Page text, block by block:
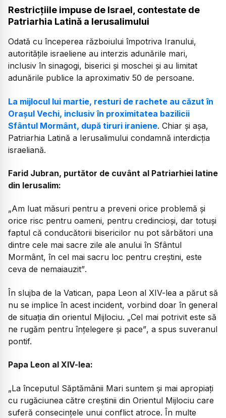
Restricțiile impuse de Israel, contestate de
Patriarhia Latină a Ierusalimului
Odată cu începerea războiului împotriva Iranului,
autoritățile israeliene au interzis adunările mari,
inclusiv în sinagogi, biserici și moschei și au limitat
adunările publice la aproximativ 50 de persoane.
La mijlocul lui martie, resturi de rachete au căzut în
Orașul Vechi, inclusiv în proximitatea bazilicii
Sfântul Mormânt, după tiruri iraniene. Chiar și așa,
Patriarhia Latină a Ierusalimului condamnă interdicția
israeliană.
Farid Jubran, purtător de cuvânt al Patriarhiei latine
din Ierusalim:
„Am luat măsuri pentru a preveni orice problemă și
orice risc pentru oameni, pentru credincioși, dar totuși
faptul că conducătorii bisericilor nu pot sărbători una
dintre cele mai sacre zile ale anului în Sfântul
Mormânt, în cel mai sacru loc pentru creștini, este
ceva de nemaiauzit”.
În slujba de la Vatican, papa Leon al XIV-lea a părut să
nu se implice în acest incident, vorbind doar în general
de situația din orientul Mijlociu. „Cel mai potrivit este să
ne rugăm pentru înțelegere și pace”, a spus suveranul
pontif.
Papa Leon al XIV-lea:
„La începutul Săptămânii Mari suntem și mai apropiați
cu rugăciunea către creștinii din Orientul Mijlociu care
suferă consecințele unui conflict atroce. În multe